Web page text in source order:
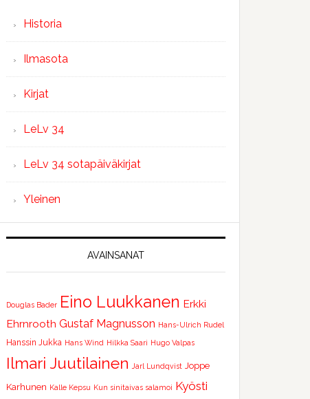
Historia
Ilmasota
Kirjat
LeLv 34
LeLv 34 sotapäiväkirjat
Yleinen
AVAINSANAT
Douglas Bader Eino Luukkanen Erkki
Ehrnrooth Gustaf Magnusson Hans-Ulrich Rudel
Hanssin Jukka Hans Wind Hilkka Saari Hugo Valpas
Ilmari Juutilainen Jarl Lundqvist Joppe
Karhunen Kalle Kepsu Kun sinitaivas salamoi Kyösti